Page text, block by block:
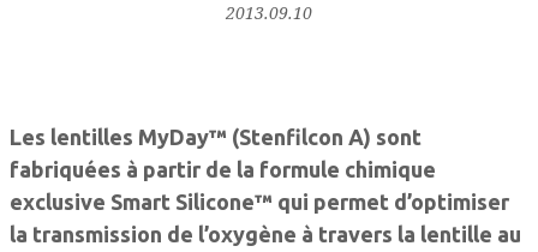
2013.09.10
Les lentilles MyDay™ (Stenfilcon A) sont
fabriquées à partir de la formule chimique
exclusive Smart Silicone™ qui permet d’optimiser
la transmission de l’oxygène à travers la lentille au